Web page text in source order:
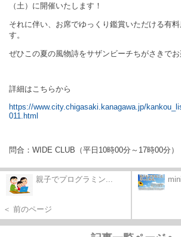
（土）に開催いたします！
それに伴い、お席でゆっくり鑑賞いただける有
す。
ぜひこの夏の風物詩をサザンビーチちがさきでお
詳細はこちらから
https://www.city.chigasaki.kanagawa.jp/
011.html
問合： WIDE CLUB （平日 10時00分～ 17時00分
親子でプログラミン...
＜ 前のページ